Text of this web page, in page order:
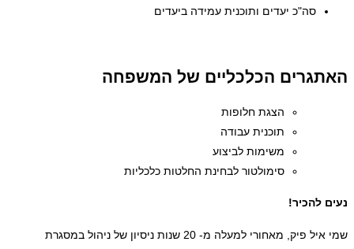
סה"כ יעדים ותוכנית עמידה ביעדים
האתגרים הכלכליים של המשפחה
הצגת חלופות
תוכנית עבודה
משימות לביצוע
סימולטור לבחינת החלטות כלכליות
נעים להכיר!
שמי איל פיק, מאחורי למעלה מ- 20 שנות ניסיון של ניהול במסגרת